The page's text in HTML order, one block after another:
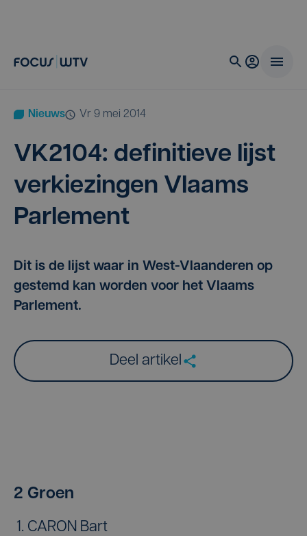
Nieuws vr 9 mei 2014
VK2104: defi­ni­tie­ve lijst
ver­kie­zin­gen Vlaams
Parlement
Dit is de lijst waar in West-Vlaanderen op
gestemd kan worden voor het Vlaams
Parlement.
Deel artikel
2 Groen
CARON Bart